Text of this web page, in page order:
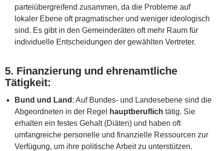
parteiübergreifend zusammen, da die Probleme auf
lokaler Ebene oft pragmatischer und weniger ideologisch
sind. Es gibt in den Gemeinderäten oft mehr Raum für
individuelle Entscheidungen der gewählten Vertreter.
5. Finanzierung und ehrenamtliche
Tätigkeit:
Bund und Land : Auf Bundes- und Landesebene sind die
Abgeordneten in der Regel
hauptberuflich tätig. Sie
erhalten ein festes Gehalt (Diäten) und haben oft
umfangreiche personelle und finanzielle Ressourcen zur
Verfügung, um ihre politische Arbeit zu unterstützen.